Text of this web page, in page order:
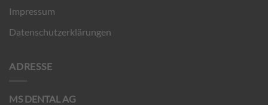
Impressum
Datenschutzerklärungen
ADRESSE
MS DENTAL AG